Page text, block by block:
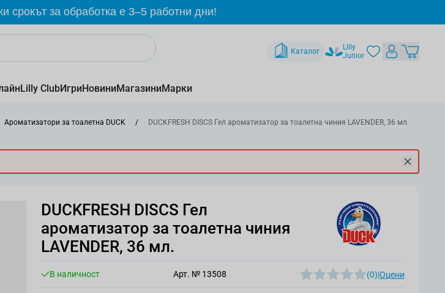
срокът за обработка е 3–5 работни дни!
Каталог
Lilly
Junior
Lilly ClubИгриНовиниМагазиниМарки
Ароматизатори за тоалетна DUCK / DUCKFRESH DISCS Гел ароматизатор за тоалетна чиния LAVENDER, 36 мл.
DUCKFRESH DISCS Гел
ароматизатор за тоалетна чиния
LAVENDER, 36 мл.
В наличност Арт. № 13508 (0)|Оцени